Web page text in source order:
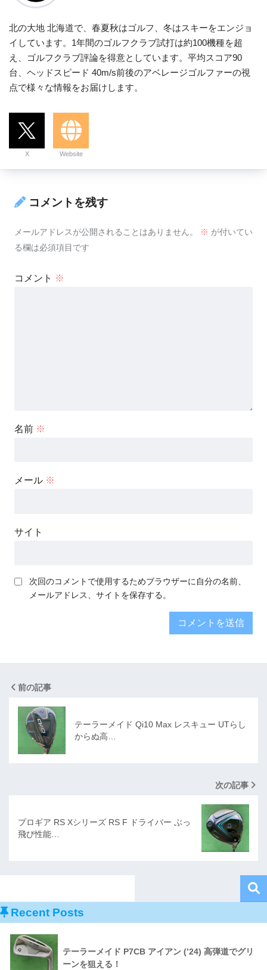
北の大地 北海道で、春夏秋はゴルフ、冬はスキーをエンジョ
イしています。1年間のゴルフクラブ試打は約100機種を超
え、ゴルフクラブ評論を得意としています。平均スコア90
台、ヘッドスピード 40m/s前後のアベレージゴルファーの視
点で様々な情報をお届けします。
X Website
コメントを残す
メールアドレスが公開されることはありません。 ※ が付いてい
る欄は必須項目です
コメント ※
名前 ※
メール ※
サイト
次回のコメントで使用するためブラウザーに自分の名前、
メールアドレス、サイトを保存する。
前の記事
テーラーメイド Qi10 Max レスキュー UTらし
からぬ高…
次の記事
プロギア RS Xシリーズ RS F ドライバー ぶっ
飛び性能…
Recent Posts
テーラーメイド P7CB アイアン (’24) 高弾道でグリ
ーンを狙える！